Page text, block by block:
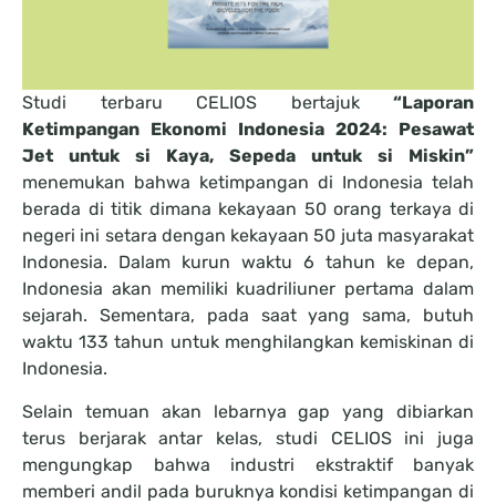
Studi terbaru CELIOS bertajuk “Laporan
Ketimpangan Ekonomi Indonesia 2024: Pesawat
Jet untuk si Kaya, Sepeda untuk si Miskin”
menemukan bahwa ketimpangan di Indonesia telah
berada di titik dimana kekayaan 50 orang terkaya di
negeri ini setara dengan kekayaan 50 juta masyarakat
Indonesia. Dalam kurun waktu 6 tahun ke depan,
Indonesia akan memiliki kuadriliuner pertama dalam
sejarah. Sementara, pada saat yang sama, butuh
waktu 133 tahun untuk menghilangkan kemiskinan di
Indonesia.
Selain temuan akan lebarnya gap yang dibiarkan
terus berjarak antar kelas, studi CELIOS ini juga
mengungkap bahwa industri ekstraktif banyak
memberi andil pada buruknya kondisi ketimpangan di